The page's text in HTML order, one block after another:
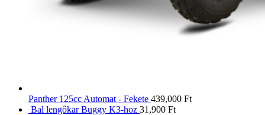
Panther 125cc Automat - Fekete 439,000 Ft
Bal lengőkar Buggy K3-hoz 31,900 Ft